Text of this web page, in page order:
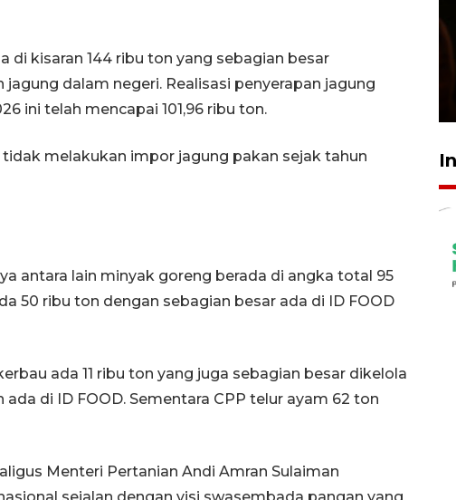
di kisaran 144 ribu ton yang sebagian besar
dalam negeri. Realisasi penyerapan jagung
ini telah mencapai 101,96 ribu ton.
melakukan impor jagung pakan sejak tahun
antara lain minyak goreng berada di angka total 95
50 ribu ton dengan sebagian besar ada di ID FOOD
ada 11 ribu ton yang juga sebagian besar dikelola
di ID FOOD. Sementara CPP telur ayam 62 ton
Menteri Pertanian Andi Amran Sulaiman
sejalan dengan visi swasembada pangan yang
kandungan gizi paket MBG
Ramadhan